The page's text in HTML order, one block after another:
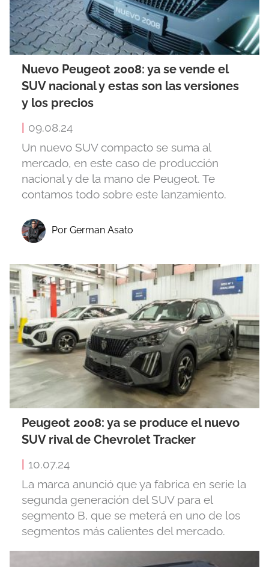
Nuevo Peugeot 2008: ya se vende el
SUV nacional y estas son las versiones
y los precios
09.08.24
Un nuevo SUV compacto se suma al
mercado, en este caso de producción
nacional y de la mano de Peugeot. Te
contamos todo sobre este lanzamiento.
Por German Asato
Peugeot 2008: ya se produce el nuevo
SUV rival de Chevrolet Tracker
10.07.24
La marca anunció que ya fabrica en serie la
segunda generación del SUV para el
segmento B, que se meterá en uno de los
segmentos más calientes del mercado.